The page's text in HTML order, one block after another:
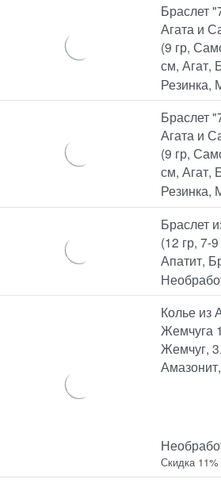
Браслет
Агата и
(9 гр,
см, Агат,
Резинка,
Браслет
Агата и
(9 гр,
см, Агат,
Резинка,
Браслет
(12 гр, 7-
Апатит,
Колье из
Жемчуга
Жемчуг,
Скидка 11%